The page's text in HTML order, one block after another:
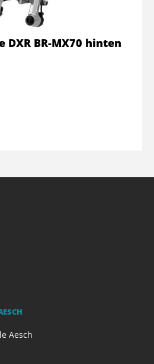
DXR BR-MX70 hinten
Aesch